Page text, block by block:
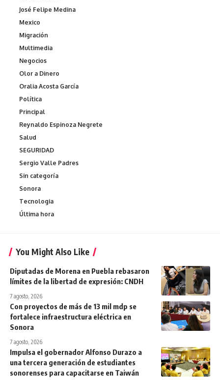
José Felipe Medina
Mexico
Migración
Multimedia
Negocios
Olor a Dinero
Oralia Acosta García
Política
Principal
Reynaldo Espinoza Negrete
Salud
SEGURIDAD
Sergio Valle Padres
Sin categoría
Sonora
Tecnologia
Última hora
You Might Also Like
Diputadas de Morena en Puebla rebasaron
límites de la libertad de expresión: CNDH
7 agosto, 2026
Con proyectos de más de 13 mil mdp se
fortalece infraestructura eléctrica en
Sonora
7 agosto, 2026
Impulsa el gobernador Alfonso Durazo a
una tercera generación de estudiantes
sonorenses para capacitarse en Taiwán